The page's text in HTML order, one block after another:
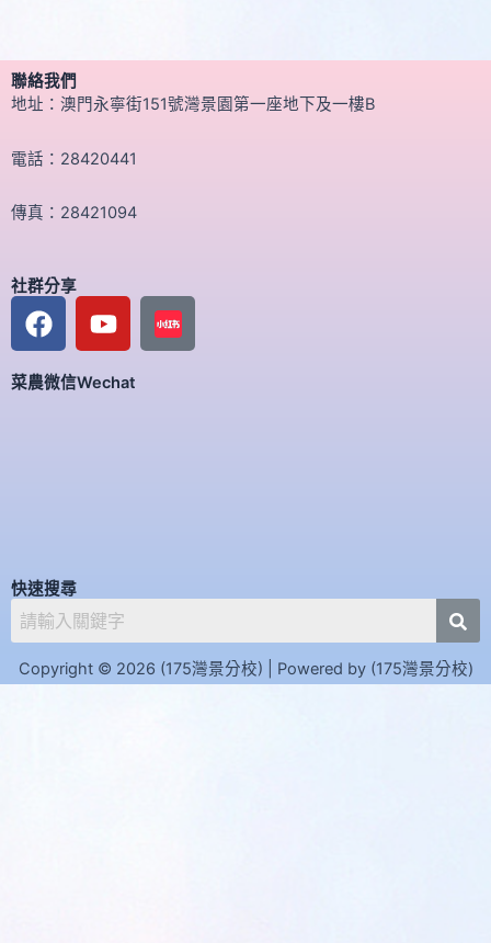
聯絡我們
地址：澳門永寧街151號灣景園第一座地下及一樓B
電話：28420441
傳真：28421094
社群分享
F
a
e
Y
o
t
菜農微信Wechat
快速搜尋
Copyright © 2026 (175灣景分校) | Powered by (175灣景分校)